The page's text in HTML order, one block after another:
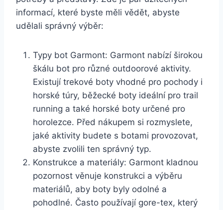
informací, ⁤které byste měli vědět, abyste​
udělali správný výběr:
Typy bot Garmont: Garmont nabízí‍ širokou​
škálu bot ⁤pro‌ různé outdoorové aktivity.
Existují trekové boty vhodné pro pochody i
horské ‌túry, běžecké boty ideální pro trail
running a také horské boty⁤ určené pro
horolezce. ⁢Před nákupem si rozmyslete,‌
jaké aktivity budete s botami⁣ provozovat,
abyste zvolili ten správný typ.
Konstrukce a ​materiály: Garmont kladnou⁤
pozornost věnuje konstrukci a výběru
materiálů, aby boty byly odolné a
pohodlné. Často používají⁢ gore-tex, který